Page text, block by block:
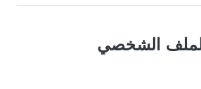
الشخصي